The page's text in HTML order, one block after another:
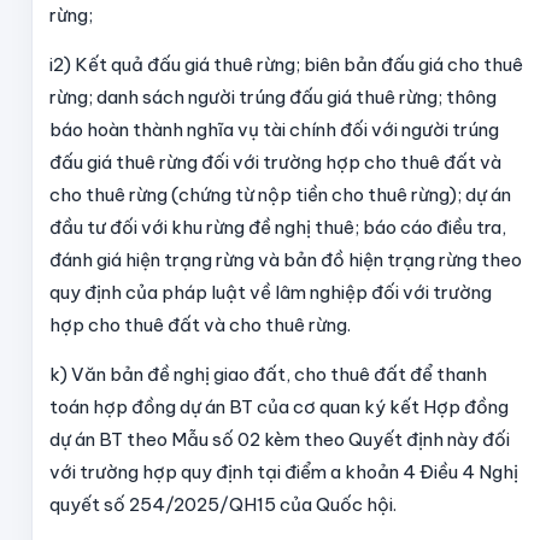
rừng;
i2) Kết quả đấu giá thuê rừng; biên bản đấu giá cho thuê
rừng; danh sách người trúng đấu giá thuê rừng; thông
báo hoàn thành nghĩa vụ tài chính đối với người trúng
đấu giá thuê rừng đối với trường hợp cho thuê đất và
cho thuê rừng (chứng từ nộp tiền cho thuê rừng); dự án
đầu tư đối với khu rừng đề nghị thuê; báo cáo điều tra,
đánh giá hiện trạng rừng và bản đồ hiện trạng rừng theo
quy định của pháp luật về lâm nghiệp đối với trường
hợp cho thuê đất và cho thuê rừng.
k) Văn bản đề nghị giao đất, cho thuê đất để thanh
toán hợp đồng dự án BT của cơ quan ký kết Hợp đồng
dự án BT theo Mẫu số 02 kèm theo Quyết định này đối
với trường hợp quy định tại điểm a khoản 4 Điều 4 Nghị
quyết số 254/2025/QH15 của Quốc hội.